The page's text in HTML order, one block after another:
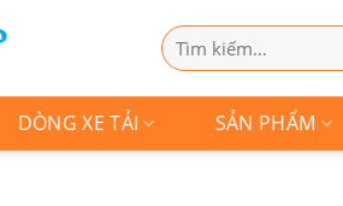
Tìm
kiếm:
DÒNG XE TẢI SẢN PHẨM